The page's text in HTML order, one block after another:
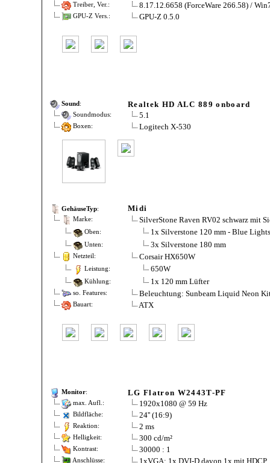
Treiber, Ver.: 8.17.12.6658 (ForceWare 266.58) /
GPU-Z Vers.: GPU-Z 0.5.0
Sound: Realtek HD ALC 889 onboard
Soundmodus: 5.1
Boxen: Logitech X-530
GehäuseTyp: Midi
Marke: SilverStone Raven RV02 schwarz mit
Oben: 1x Silverstone 120 mm - Blue
Unten: 3x Silverstone 180 mm
Netzteil: Corsair HX650W
Leistung: 650W
Kühlung: 1x 120 mm Lüfter
so. Features: Beleuchtung: Sunbeam Liquid Neon
Bauart: ATX
Monitor: LG Flatron W2443T-PF
max. Aufl.: 1920x1080 @ 59 Hz
Bildfläche: 24'' (16:9)
Reaktion: 2 ms
Helligkeit: 300 cd/m²
Kontrast: 30000 : 1
Anschlüsse: 1xVGA; 1x DVI-D davon 1x mit HDCP